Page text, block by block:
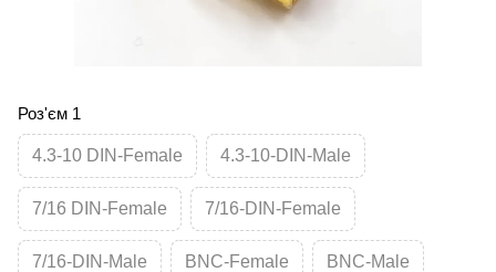
Роз'єм 1
4.3-10 DIN-Female 4.3-10-DIN-Male
7/16 DIN-Female 7/16-DIN-Female
7/16-DIN-Male BNC-Female BNC-Male